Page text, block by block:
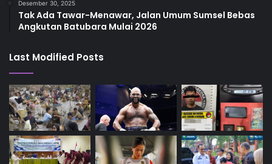
Desember 30, 2025
Tak Ada Tawar-Menawar, Jalan Umum Sumsel Bebas
Angkutan Batubara Mulai 2026
Last Modified Posts